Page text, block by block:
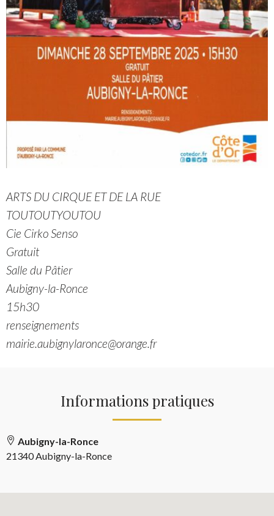
ARTS DU CIRQUE ET DE LA RUE
TOUTOUTYOUTOU
Cie Cirko Senso
Gratuit
Salle du Pâtier
Aubigny-la-Ronce
15h30
renseignements
mairie.aubignylaronce@orange.fr
Informations pratiques
Aubigny-la-Ronce
21340 Aubigny-la-Ronce